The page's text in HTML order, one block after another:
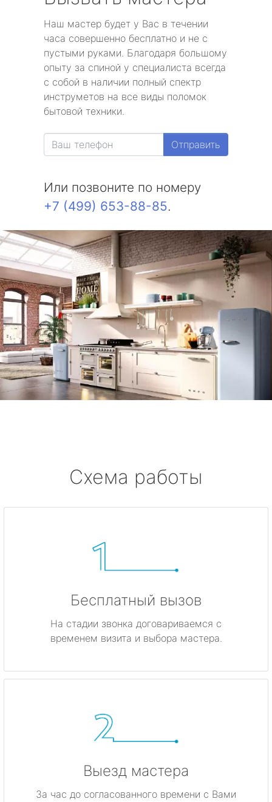
Наш мастер будет у Вас в течении
часа совершенно бесплатно и не с
пустыми руками. Благодаря большому
опыту за спиной у специалиста всегда
с собой в наличии полный спектр
инструметов на все виды поломок
бытовой техники.
Отправить
Или позвоните по номеру
+7 (499) 653-88-85.
Схема работы
Бесплатный вызов
На стадии звонка договариваемся с
временем визита и выбора мастера.
Выезд мастера
За час до согласованного времени с Вами